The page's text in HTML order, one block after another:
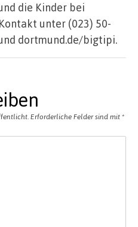
die Kinder bei
unter (023) 50-
dortmund.de/bigtipi.
Erforderliche Felder sind mit *